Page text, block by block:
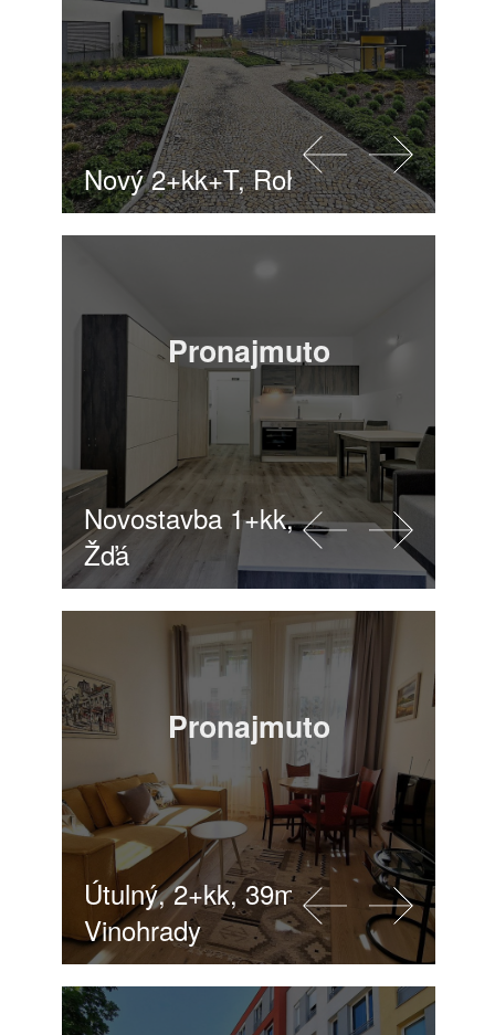
Nový 2+kk+T, Rohanský ostrov
Pronajmuto
Novostavba 1+kk, 27m2, Horní
Žďá
Pronajmuto
Útulný, 2+kk, 39m2, Praha 2 -
Vinohrady